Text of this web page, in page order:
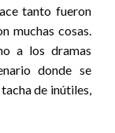
tanto fueron
muchas cosas.
a los dramas
donde se
tacha de inútiles,